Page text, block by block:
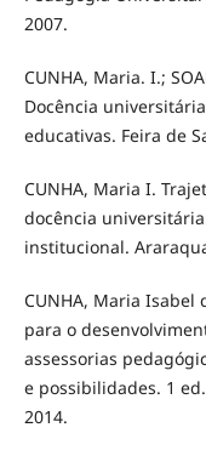
2007.
CUNHA, Maria. I.;
Docência
educativas. Feira de
CUNHA, Maria I.
docência
institucional.
CUNHA, Maria
para o
assessorias
e possibilidades. 1
2014.